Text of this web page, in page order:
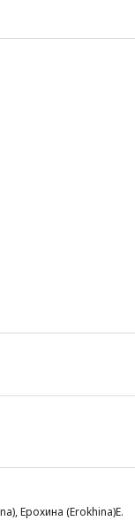
Ерохина (Erokhina)Е.